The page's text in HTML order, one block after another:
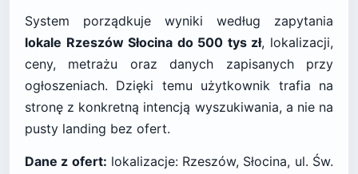
System porządkuje wyniki według zapytania
lokale Rzeszów Słocina do 500 tys zł, lokalizacji,
ceny, metrażu oraz danych zapisanych przy
ogłoszeniach. Dzięki temu użytkownik trafia na
stronę z konkretną intencją wyszukiwania, a nie na
pusty landing bez ofert.
Dane z ofert: lokalizacje: Rzeszów, Słocina, ul. Św.